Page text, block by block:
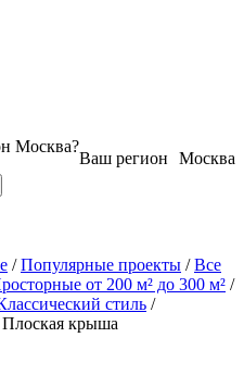
Москва
Ваш регион
Москва?
/Популярные проекты /Все
от 200 м² до 300 м² /
стиль /
Плоская крыша